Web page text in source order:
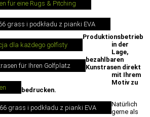
für eine Rugs & Pitching
grass i podkładu z pianki EVA
dla każdego golfisty
für Ihren Golfplatz
grass i podkładu z pianki EVA
Produktionsbetrieb
in der
Lage,
bezahlbaren
Kunstrasen direkt
mit Ihrem
Motiv zu
bedrucken.
Natürlich
gerne als